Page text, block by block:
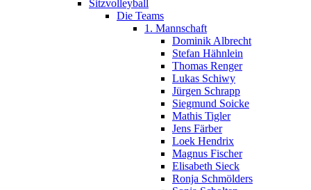
Sitzvolleyball
Die Teams
1. Mannschaft
Dominik Albrecht
Stefan Hähnlein
Thomas Renger
Lukas Schiwy
Jürgen Schrapp
Siegmund Soicke
Mathis Tigler
Jens Färber
Loek Hendrix
Magnus Fischer
Elisabeth Sieck
Ronja Schmölders